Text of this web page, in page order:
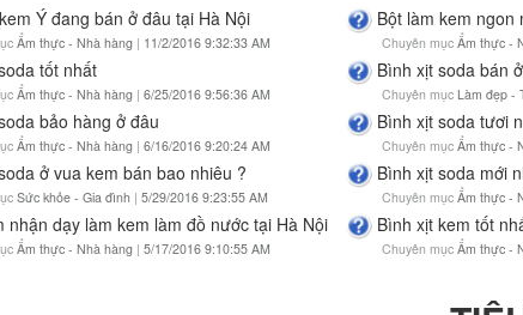
Ý đang bán ở đâu tại Hà Nội
Ẩm thực - Nhà hàng | 11/2/2016 9:32:33 AM
Bột làm kem ngon
Chuyên mục Ẩm thực -
tốt nhất
Ẩm thực - Nhà hàng | 6/25/2016 9:56:36 AM
Bình xịt soda bán
Chuyên mục Làm đẹp -
bảo hàng ở đâu
Ẩm thực - Nhà hàng | 6/16/2016 9:20:24 AM
Bình xịt soda tươi
Chuyên mục Ẩm thực -
ở vua kem bán bao nhiêu ?
Sức khỏe - Gia đình | 5/29/2016 9:23:55 AM
Bình xịt soda mới
Chuyên mục Ẩm thực -
nhận dạy làm kem làm đồ nước tại Hà Nội
Ẩm thực - Nhà hàng | 5/17/2016 9:10:55 AM
Bình xịt kem tốt
Chuyên mục Ẩm thực -